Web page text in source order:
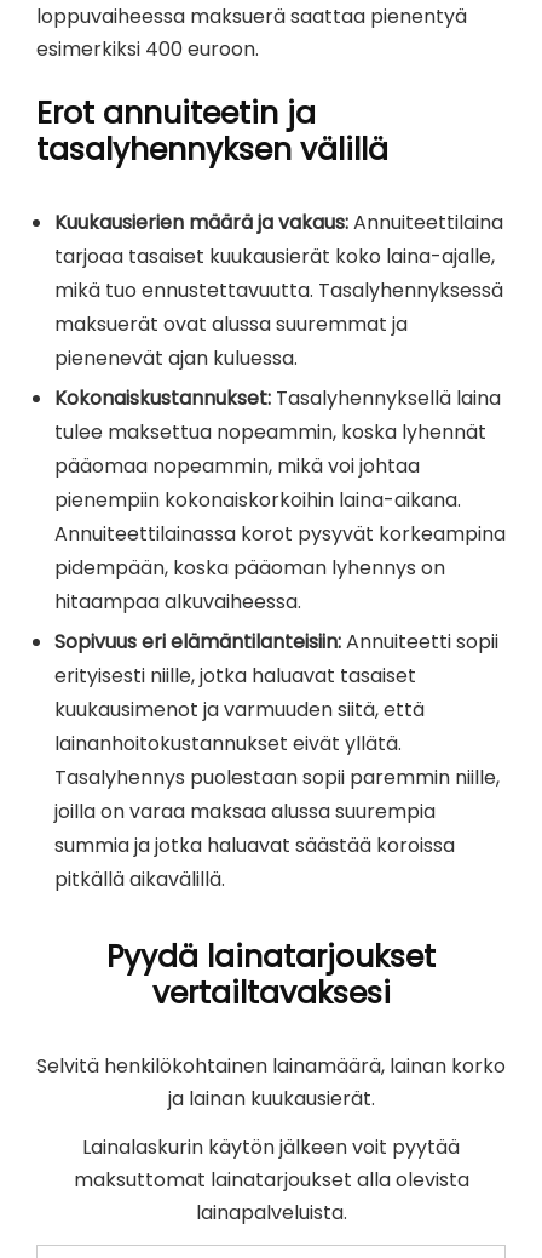
loppuvaiheessa maksuerä saattaa pienentyä
esimerkiksi 400 euroon.
Erot annuiteetin ja
tasalyhennyksen välillä
Kuukausierien määrä ja vakaus:Annuiteettilaina
tarjoaa tasaiset kuukausierät koko laina-ajalle,
mikä tuo ennustettavuutta. Tasalyhennyksessä
maksuerät ovat alussa suuremmat ja
pienenevät ajan kuluessa.
Kokonaiskustannukset: Tasalyhennyksellä laina
tulee maksettua nopeammin, koska lyhennät
pääomaa nopeammin, mikä voi johtaa
pienempiin kokonaiskorkoihin laina-aikana.
Annuiteettilainassa korot pysyvät korkeampina
pidempään, koska pääoman lyhennys on
hitaampaa alkuvaiheessa.
Sopivuus eri elämäntilanteisiin:Annuiteetti sopii
erityisesti niille, jotka haluavat tasaiset
kuukausimenot ja varmuuden siitä, että
lainanhoitokustannukset eivät yllätä.
Tasalyhennys puolestaan sopii paremmin niille,
joilla on varaa maksaa alussa suurempia
summia ja jotka haluavat säästää koroissa
pitkällä aikavälillä.
Pyydä lainatarjoukset
vertailtavaksesi
Selvitä henkilökohtainen lainamäärä, lainan korko
ja lainan kuukausierät.
Lainalaskurin käytön jälkeen voit pyytää
maksuttomat lainatarjoukset alla olevista
lainapalveluista.